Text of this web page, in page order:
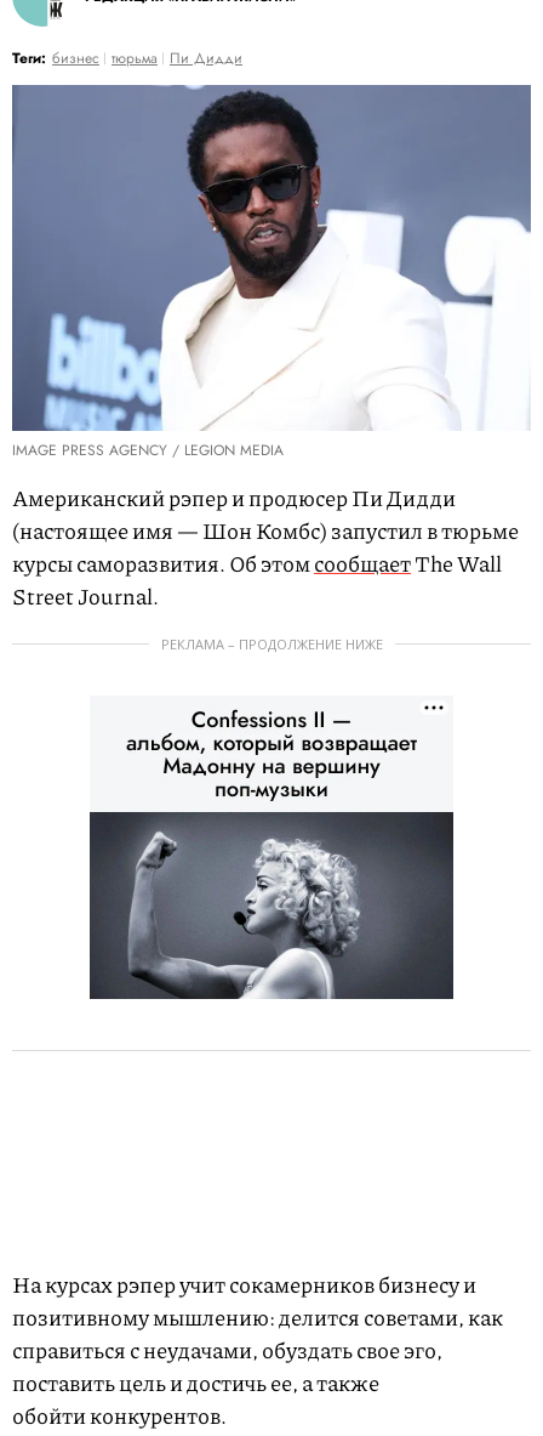
Теги: бизнес тюрьма Пи Дидди
IMAGE PRESS AGENCY / LEGION MEDIA
Американский рэпер и продюсер Пи Дидди
(настоящее имя — Шон Комбс) запустил в тюрьме
курсы саморазвития. Об этомсообщаетThe Wall
Street Journal.
РЕКЛАМА – ПРОДОЛЖЕНИЕ НИЖЕ
На курсах рэпер учит сокамерников бизнесу и
позитивному мышлению: делится советами, как
справиться с неудачами, обуздать свое эго,
поставить цель и достичь ее, а также
обойти конкурентов.